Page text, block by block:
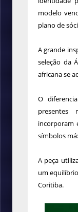
modelo
plano de
A grande
seleção da
africana se
O
presentes
incorporam
símbolos
A peça
um
Coritiba.